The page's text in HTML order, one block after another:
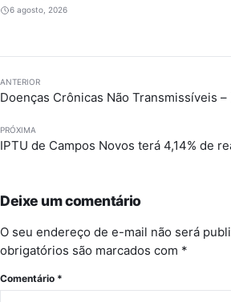
6 agosto, 2026
ANTERIOR
Doenças Crônicas Não Transmissíveis –
PRÓXIMA
IPTU de Campos Novos terá 4,14% de
Deixe um comentário
O seu endereço de e-mail não será
obrigatórios são marcados com *
Comentário *